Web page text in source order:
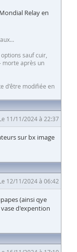
Relay en
sauf cuir,
morte après un
d'être modifiée en
11/11/2024 à 22:37
sur bx image
12/11/2024 à 06:42
(ainsi qye
d'expention